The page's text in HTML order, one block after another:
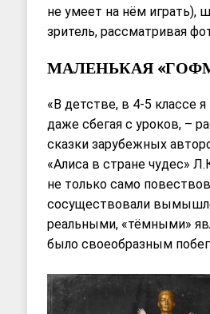
не умеет на нём играть),
зритель, рассматривая
МАЛЕНЬКАЯ
«В детстве, в 4-5 классе
даже сбегая с уроков, –
сказки зарубежных
«Алиса в стране чудес»
не только само
сосуществовали
реальными, «тёмными»
было своеобразным